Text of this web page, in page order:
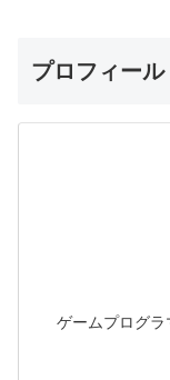
プロフィール
ゲームプログラ